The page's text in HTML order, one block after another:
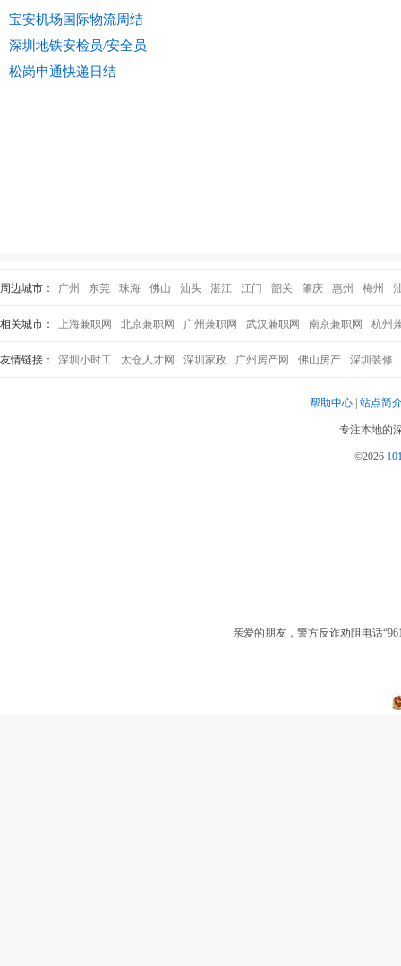
宝安机场国际物流周结
深圳地铁安检员/安全员
松岗申通快递日结
周边城市： 广州 东莞 珠海 佛山 汕头 湛江 江门 韶关 肇庆 惠州 梅州
相关城市： 上海兼职网 北京兼职网 广州兼职网 武汉兼职网 南京兼职网 杭州
友情链接： 深圳小时工 太仓人才网 深圳家政 广州房产网 佛山房产 深圳装修
帮助中心 |站点简
专注本地的
©2026
亲爱的朋友，警方反诈劝阻电话